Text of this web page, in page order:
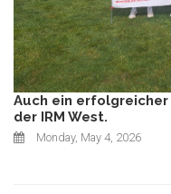
Auch ein
der IRM West.
Monday, May 4, 2026